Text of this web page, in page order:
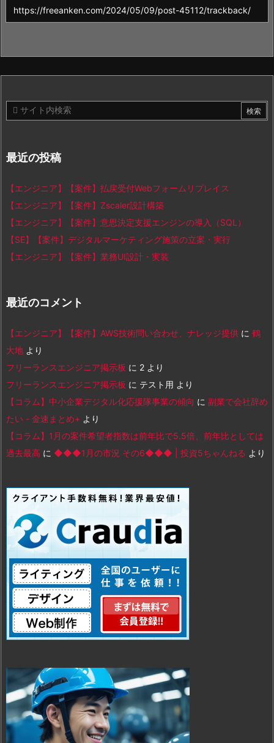
最近の投稿
【エンジニア】【案件】払戻受付Webフォームリプレイス
【エンジニア】【案件】Zscaler設計構築
【エンジニア】【案件】意思決定支援エンジンの導入（SQL）
【SE】【案件】デジタルマーケティング施策の立案・実行
【エンジニア】【案件】業務UI設計・実装
最近のコメント
【エンジニア】【案件】AWS技術問い合わせ、ナレッジ提供 に 鶴
大地 より
フリーランスエンジニア掲示板 に 2 より
フリーランスエンジニア掲示板 に テスト用 より
【コラム】中小企業デジタル化応援隊事業の傾向 に 副業で会社辞め
たい - 金速まとめ+ より
【コラム】1月の案件希望者指数は前年比で5.5倍、前年比としては
過去最高 に ◆◆◆1月の市況 その6◆◆◆ | 投資5ちゃんねる より